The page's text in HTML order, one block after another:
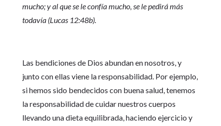
mucho; y al que se le confía mucho, se le pedirá más
todavía (Lucas 12:48b).
Las bendiciones de Dios abundan en nosotros, y
junto con ellas viene la responsabilidad. Por ejemplo,
si hemos sido bendecidos con buena salud, tenemos
la responsabilidad de cuidar nuestros cuerpos
llevando una dieta equilibrada, haciendo ejercicio y